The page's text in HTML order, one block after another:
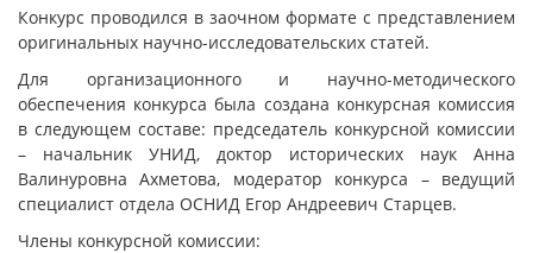
Конкурс проводился в заочном формате с представлением
оригинальных научно-исследовательских статей.
Для организационного и научно-методического
обеспечения конкурса была создана конкурсная комиссия
в следующем составе: председатель конкурсной комиссии
– начальник УНИД, доктор исторических наук Анна
Валинуровна Ахметова, модератор конкурса – ведущий
специалист отдела ОСНИД Егор Андреевич Старцев.
Члены конкурсной комиссии: